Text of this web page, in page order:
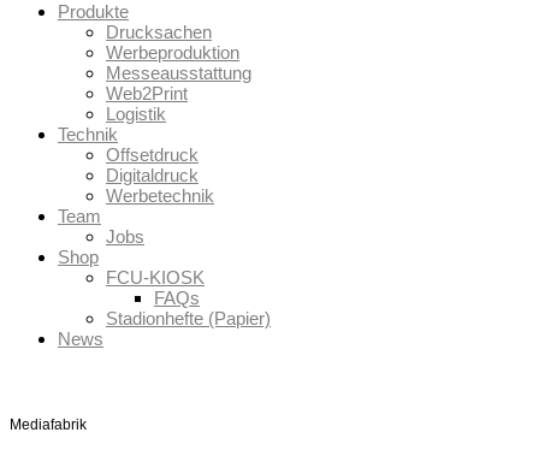
Produkte
Drucksachen
Werbeproduktion
Messeausstattung
Web2Print
Logistik
Technik
Offsetdruck
Digitaldruck
Werbetechnik
Team
Jobs
Shop
FCU-KIOSK
FAQs
Stadionhefte (Papier)
News
Mediafabrik